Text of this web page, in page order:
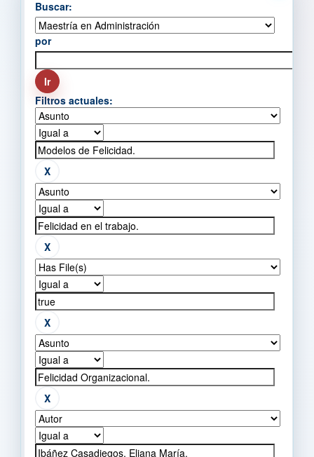
Buscar:
por
Filtros actuales: